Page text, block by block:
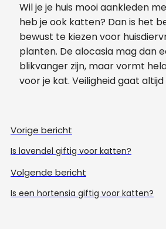
Wil je je huis mooi aankleden
heb je ook katten? Dan is het
bewust te kiezen voor
planten. De alocasia mag dan
blikvanger zijn, maar vormt
voor je kat. Veiligheid gaat altijd
Vorige bericht
Is lavendel giftig voor katten?
Volgende bericht
Is een hortensia giftig voor katten?